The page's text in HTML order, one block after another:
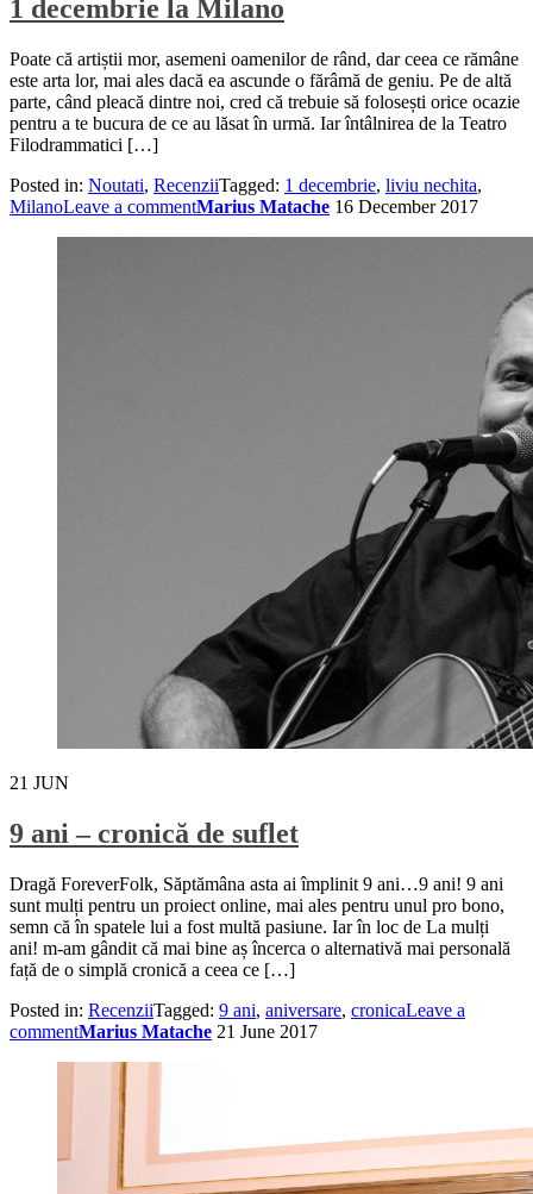
1 decembrie la Milano
Poate că artiștii mor, asemeni oamenilor de rând, dar ceea ce rămâne
este arta lor, mai ales dacă ea ascunde o fărâmă de geniu. Pe de altă
parte, când pleacă dintre noi, cred că trebuie să folosești orice ocazie
pentru a te bucura de ce au lăsat în urmă. Iar întâlnirea de la Teatro
Filodrammatici […]
Posted in: Noutati, RecenziiTagged: 1 decembrie, liviu nechita,
MilanoLeave a commentMarius Matache 16 December 2017
21 JUN
9 ani – cronică de suflet
Dragă ForeverFolk, Săptămâna asta ai împlinit 9 ani…9 ani! 9 ani
sunt mulți pentru un proiect online, mai ales pentru unul pro bono,
semn că în spatele lui a fost multă pasiune. Iar în loc de La mulți
ani! m-am gândit că mai bine aș încerca o alternativă mai personală
față de o simplă cronică a ceea ce […]
Posted in: RecenziiTagged: 9 ani, aniversare, cronicaLeave a
commentMarius Matache 21 June 2017